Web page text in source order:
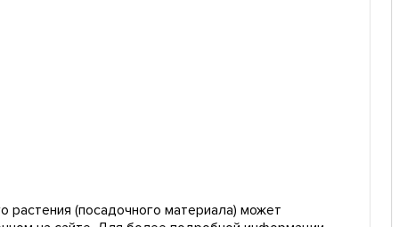
растения (посадочного материала) может